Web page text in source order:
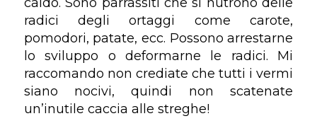
radici degli ortaggi come carote,
pomodori, patate, ecc. Possono arrestarne
lo sviluppo o deformarne le radici. Mi
raccomando non crediate che tutti i vermi
siano nocivi, quindi non scatenate
un’inutile caccia alle streghe!